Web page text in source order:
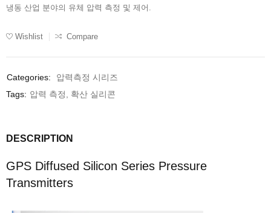
냉동 산업 분야의 유체 압력 측정 및 제어.
Wishlist Compare
Categories:
압력측정 시리즈
Tags: 압력 측정, 확산 실리콘
DESCRIPTION
GPS Diffused Silicon Series Pressure
Transmitters